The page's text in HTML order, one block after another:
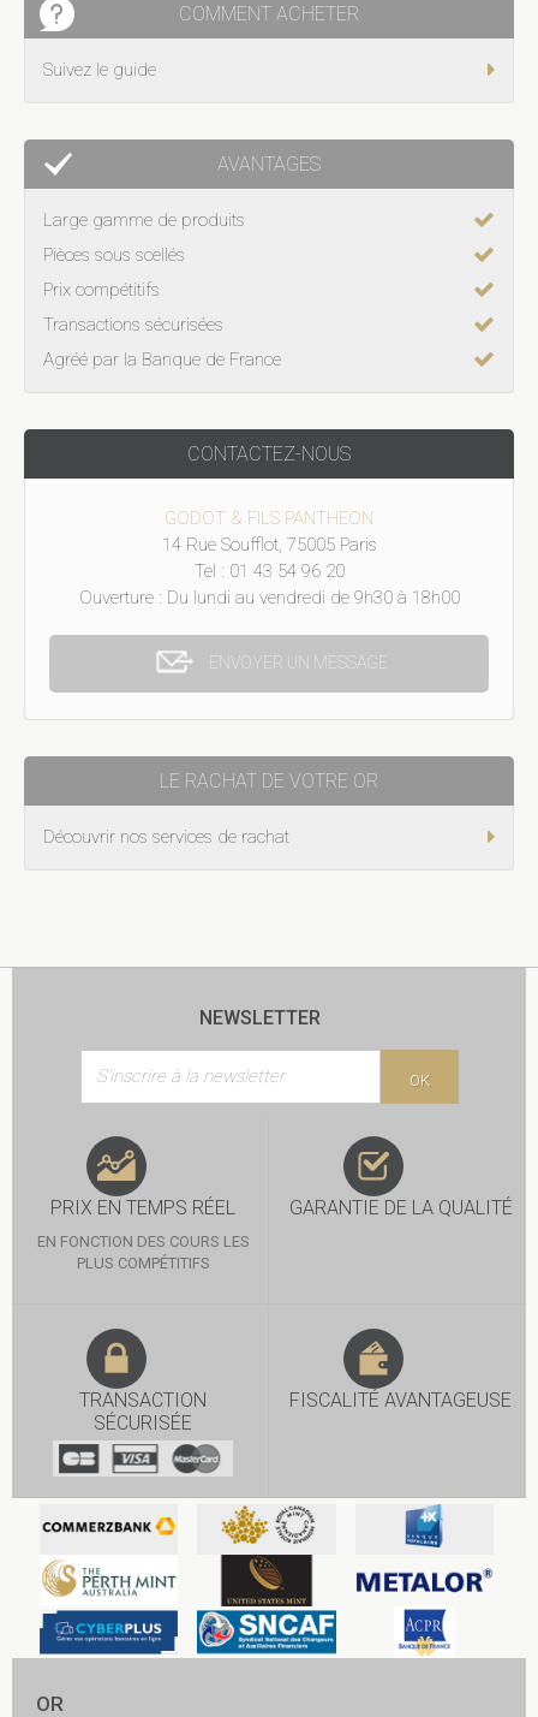
COMMENT ACHETER
Suivez le guide
AVANTAGES
Large gamme de produits
Pièces sous scellés
Prix compétitifs
Transactions sécurisées
Agréé par la Banque de France
CONTACTEZ-NOUS
GODOT & FILS PANTHEON
14 Rue Soufflot, 75005 Paris
Tel : 01 43 54 96 20
Ouverture : Du lundi au vendredi de 9h30 à 18h00
ENVOYER UN MESSAGE
LE RACHAT DE VOTRE OR
Découvrir nos services de rachat
NEWSLETTER
OK
PRIX EN TEMPS RÉEL
EN FONCTION DES COURS LES
PLUS COMPÉTITIFS
GARANTIE DE LA QUALITÉ
TRANSACTION
SÉCURISÉE
FISCALITÉ AVANTAGEUSE
OR